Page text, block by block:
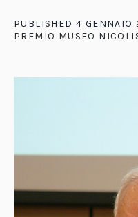
PUBLISHED 4 GENNAIO
PREMIO MUSEO